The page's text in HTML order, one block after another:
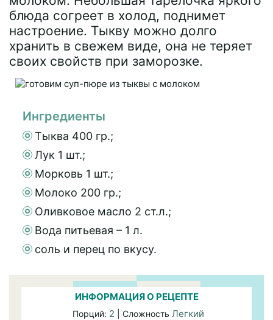
блюда согреет в холод, поднимет
настроение. Тыкву можно долго
хранить в свежем виде, она не теряет
своих свойств при заморозке.
Ингредиенты
Тыква 400 гр.;
Лук 1 шт.;
Морковь 1 шт.;
Молоко 200 гр.;
Оливковое масло 2 ст.л.;
Вода питьевая – 1 л.
соль и перец по вкусу.
ИНФОРМАЦИЯ О РЕЦЕПТЕ
Порций: 2 | Сложность Легкий